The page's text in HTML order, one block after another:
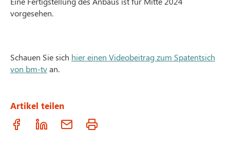
vorgesehen.
Schauen Sie sich hier einen Videobeitrag zum Spatentsich
von bm-tvan.
Artikel teilen